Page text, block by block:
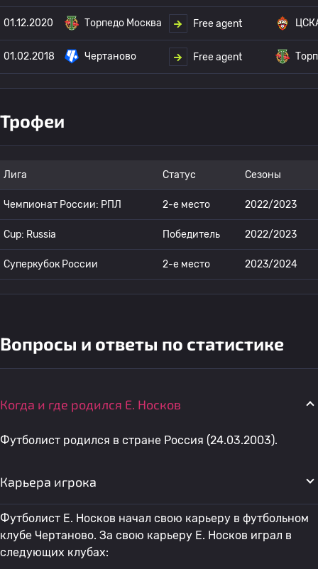
01.12.2020 Торпедо Москва Free agent
01.02.2018 Чертаново Free agent
Трофеи
Лига Статус Сезоны
Чемпионат России: РПЛ 2-е место 2022/2023
Cup: Russia Победитель 2022/2023
Суперкубок России 2-е место 2023/2024
Вопросы и ответы по статистике
Когда и где родился E. Носков
Футболист родился в стране Россия (24.03.2003).
Карьера игрока
Футболист E. Носков начал свою карьеру в футбольном
клубе Чертаново. За свою карьеру E. Носков играл в
следующих клубах: